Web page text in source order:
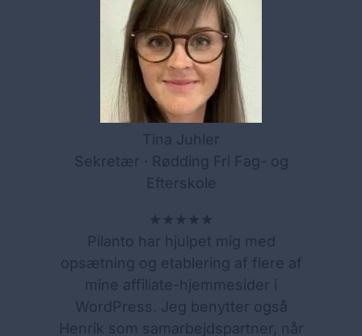
Tina Juhler
Sekretær · Rødding Fri Fag- og
Efterskole
★★★★★
Pilanto har hjulpet mig med
opsætning og etablering af flere af
mine affiliate-hjemmesider i
WordPress. Jeg benytter også
Henrik som samarbejdspartner, når